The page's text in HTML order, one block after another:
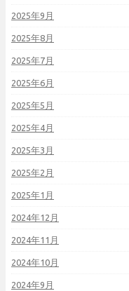
2025年9月
2025年8月
2025年7月
2025年6月
2025年5月
2025年4月
2025年3月
2025年2月
2025年1月
2024年12月
2024年11月
2024年10月
2024年9月